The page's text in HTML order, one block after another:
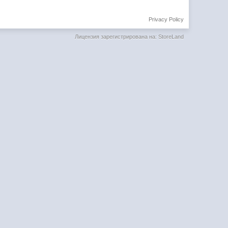
Privacy Policy
Лицензия зарегистрирована на: StoreLand